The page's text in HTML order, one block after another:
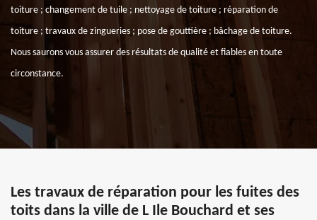
toiture ; changement de tuile ; nettoyage de toiture ; réparation de
toiture ; travaux de zingueries ; pose de gouttière ; bâchage de toiture.
Nous saurons vous assurer des résultats de qualité et fiables en toute
circonstance.
Les travaux de réparation pour les fuites des
toits dans la ville de L Ile Bouchard et ses